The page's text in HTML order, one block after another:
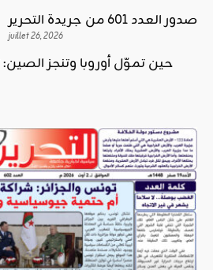
صدور العدد 601 من جريدة التحرير
juillet 26, 2026
حين تموّل أوروبا وتنجز